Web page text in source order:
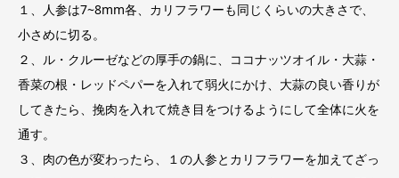
１、人参は7~8mm各、カリフラワーも同じくらいの大きさで、
小さめに切る。
２、ル・クルーゼなどの厚手の鍋に、ココナッツオイル・大蒜・
香菜の根・レッドペパーを入れて弱火にかけ、大蒜の良い香りが
してきたら、挽肉を入れて焼き目をつけるようにして全体に火を
通す。
３、肉の色が変わったら、１の人参とカリフラワーを加えてざっ